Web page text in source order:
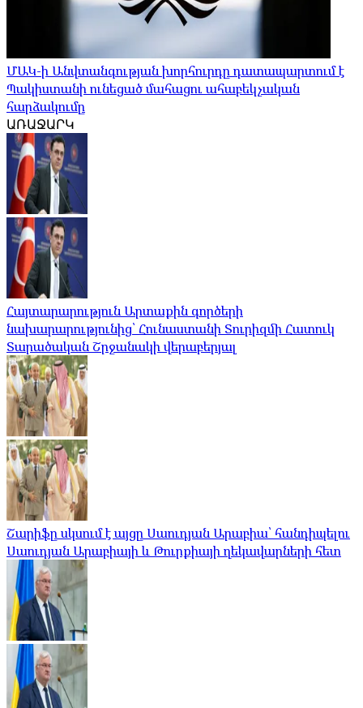
ՄԱԿ-ի Անվտանգության խորհուրդը դատապարտում է
Պակիստանի ունեցած մահացու ահաբեկչական
հարձակումը
ԱՌԱՋԱՐԿ
Հայտարարություն Արտաքին գործերի
նախարարությունից՝ Հունաստանի Տուրիզմի Հատուկ
Տարածական Շրջանակի վերաբերյալ
Շարիֆը սկսում է այցը Սաուդյան Արաբիա՝ հանդիպելու
Սաուդյան Արաբիայի և Թուրքիայի ղեկավարների հետ